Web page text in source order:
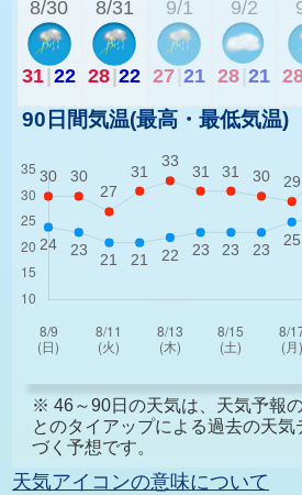
8/30
31 22
8/31
28 22
9/1
27 21
9/2
28 21
90日間気温(最高・最低気温)
※ 46～90日の天気は、天気予報
とのタイアップによる過去の天
づく予想です。
天気アイコンの意味について